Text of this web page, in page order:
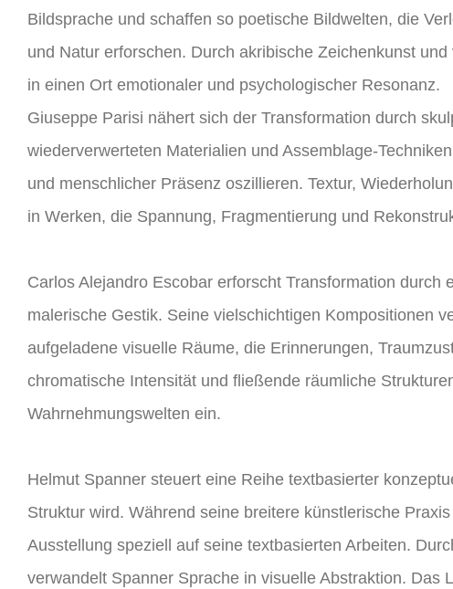
Bildsprache und schaffen so poetische Bildwelten, die
und Natur erforschen. Durch akribische Zeichenkunst
in einen Ort emotionaler und psychologischer Resonanz.
Giuseppe Parisi nähert sich der Transformation durch
wiederverwerteten Materialien und Assemblage-
und menschlicher Präsenz oszillieren. Textur,
in Werken, die Spannung, Fragmentierung und
Carlos Alejandro Escobar erforscht Transformation
malerische Gestik. Seine vielschichtigen Kompositionen
aufgeladene visuelle Räume, die Erinnerungen,
chromatische Intensität und fließende räumliche
Wahrnehmungswelten ein.
Helmut Spanner steuert eine Reihe textbasierter
Struktur wird. Während seine breitere künstlerische
Ausstellung speziell auf seine textbasierten Arbeiten.
verwandelt Spanner Sprache in visuelle Abstraktion.